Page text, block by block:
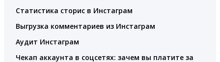
Статистика сторис в Инстаграм
Выгрузка комментариев из Инстаграм
Аудит Инстаграм
Чекап аккаунта в соцсетях: зачем вы платите за